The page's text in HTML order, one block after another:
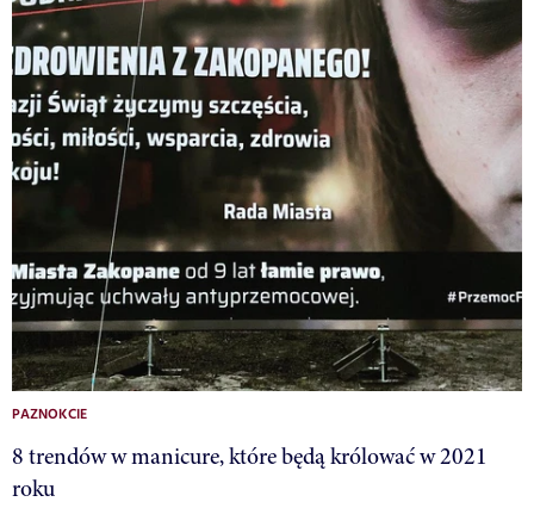
PAZNOKCIE
8 trendów w manicure, które będą królować w 2021
roku